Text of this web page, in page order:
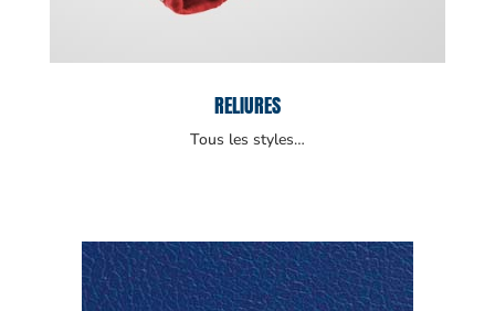
RELIURES
Tous les styles…